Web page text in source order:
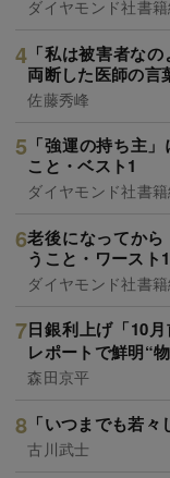
ダイヤモンド社書
「私は被害者な
両断した医師の言
佐藤秀峰
「強運の持ち主
こと・ベスト1
ダイヤモンド社書
老後になってか
うこと・ワースト1
ダイヤモンド社書
日銀利上げ「10
レポートで鮮明“
森田京平
「いつまでも若
古川武士